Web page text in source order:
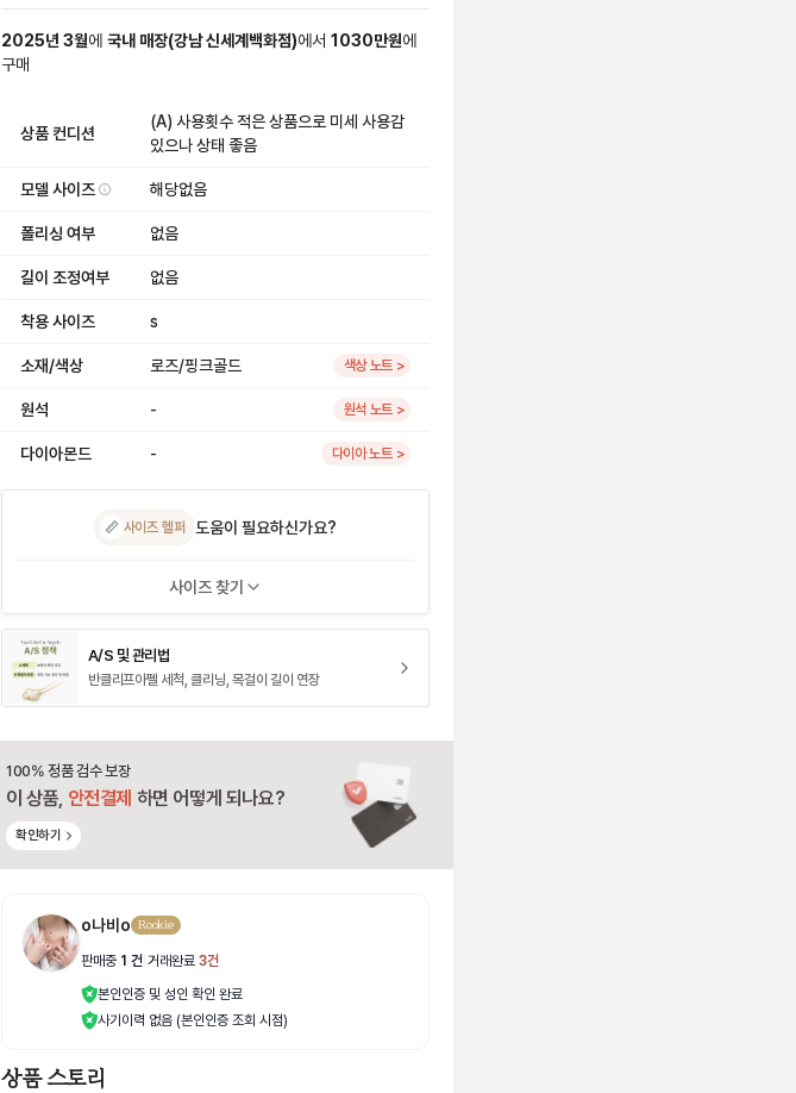
2025년 3월에 국내 매장(강남 신세계백화점)에서 1030만원에
구매
상품 컨디션
(A) 사용횟수 적은 상품으로 미세 사용감
있으나 상태 좋음
모델 사이즈 해당없음
폴리싱 여부 없음
길이 조정여부 없음
착용 사이즈 s
소재/색상 로즈/핑크골드 색상 노트 >
원석 - 원석 노트 >
다이아몬드 - 다이아 노트 >
📏 사이즈 헬퍼 도움이 필요하신가요?
사이즈 찾기
A/S 및 관리법
반클리프아펠 세척, 클리닝, 목걸이 길이 연장
100% 정품 검수 보장
이 상품, 안전결제 하면 어떻게 되나요?
확인하기
o나비o Rookie
판매중 1 건 거래완료 3건
본인인증 및 성인 확인 완료
사기이력 없음 (본인인증 조회 시점)
상품 스토리